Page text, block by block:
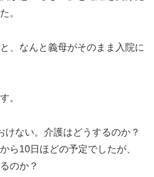
。
、なんと義母がそのまま入院に
。
けない。介護はどうするのか？
ら10日ほどの予定でしたが、
のか？